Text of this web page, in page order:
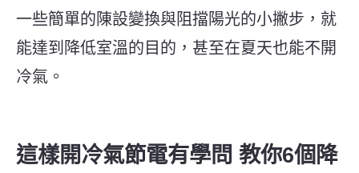
一些簡單的陳設變換與阻擋陽光的小撇步，就
能達到降低室溫的目的，甚至在夏天也能不開
冷氣。
這樣開冷氣節電有學問 教你6個降